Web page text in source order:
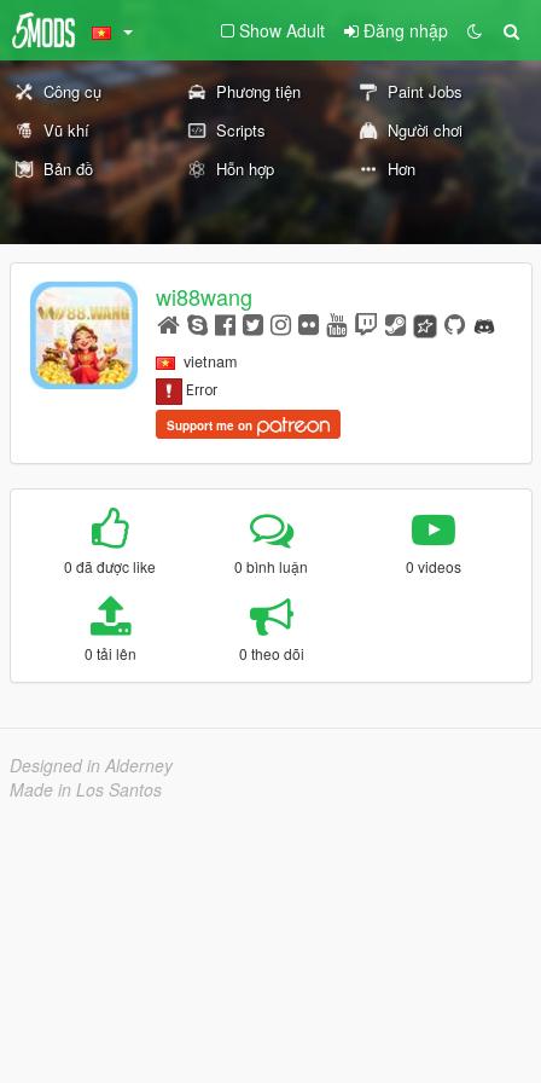
Show Adult Đăng nhập
Công cụ Phương tiện
Paint Jobs
Vũ khí
Scripts
Người chơi
Bản đồ
Hỗn hợp Hơn
wi88wang
vietnam
Support me on
0 đã được like 0 bình luận 0 videos
0 tải lên 0 theo dõi
Designed in Alderney
Made in Los Santos